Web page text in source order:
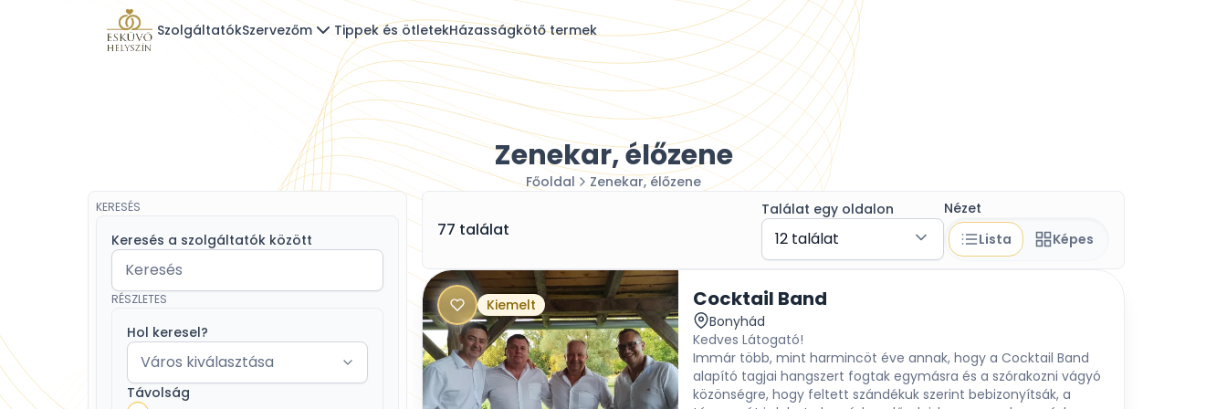
SzolgáltatókSzervezőm Tippek és ötletekHázasságkötő termek
Zenekar, élőzene
Főoldal Zenekar, élőzene
KERESÉS
Keresés a szolgáltatók között
RÉSZLETES
Hol keresel?
Távolság
77 találat
Találat egy oldalon
12 találat
Nézet
Lista
Képes
Cocktail Band
Bonyhád
Kedves Látogató!
Immár több, mint harmincöt éve annak, hogy a Cocktail Band
alapító tagjai hangszert fogtak egymásra és a szórakozni vágyó
közönségre, hogy feltett szándékuk szerint bebizonyítsák, a
Kiemelt